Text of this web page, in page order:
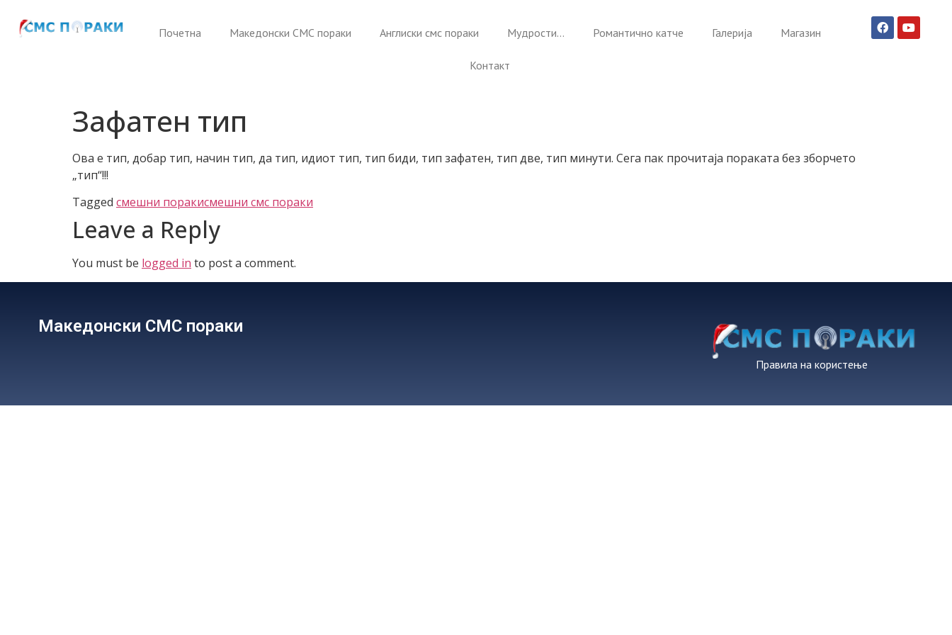
Почетна Македонски СМС пораки Англиски смс пораки Мудрости… Романтично катче Галерија Магазин
Контакт
Зафатен тип
Ова е тип, добар тип, начин тип, да тип, идиот тип, тип биди, тип зафатен, тип две, тип минути. Сега пак прочитаја пораката без зборчето
„тип“!!!
Tagged смешни поракисмешни смс пораки
Leave a Reply
You must be logged in to post a comment.
Македонски СМС пораки
Правила на користење